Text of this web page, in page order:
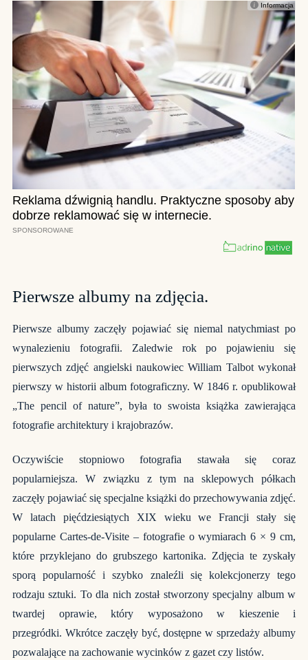
Pierwsze albumy na zdjęcia.
Pierwsze albumy zaczęły pojawiać się niemal natychmiast po
wynalezieniu fotografii. Zaledwie rok po pojawieniu się
pierwszych zdjęć angielski naukowiec William Talbot wykonał
pierwszy w historii album fotograficzny. W 1846 r. opublikował
„The pencil of nature”, była to swoista książka zawierająca
fotografie architektury i krajobrazów.
Oczywiście stopniowo fotografia stawała się coraz
popularniejsza. W związku z tym na sklepowych półkach
zaczęły pojawiać się specjalne książki do przechowywania zdjęć.
W latach pięćdziesiątych XIX wieku we Francji stały się
popularne Cartes-de-Visite – fotografie o wymiarach 6 × 9 cm,
które przyklejano do grubszego kartonika. Zdjęcia te zyskały
sporą popularność i szybko znaleźli się kolekcjonerzy tego
rodzaju sztuki. To dla nich został stworzony specjalny album w
twardej oprawie, który wyposażono w kieszenie i
przegródki. Wkrótce zaczęły być, dostępne w sprzedaży albumy
pozwalające na zachowanie wycinków z gazet czy listów.